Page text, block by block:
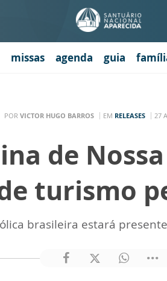
missas agenda guia
POR VICTOR HUGO BARROS EM RELEASES 27
de
turismo
brasileira estará